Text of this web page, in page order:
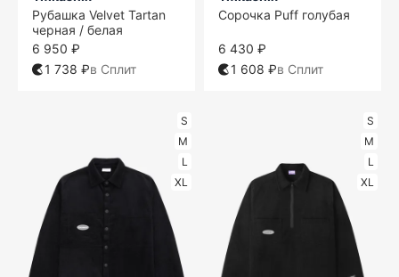
Рубашка Velvet Tartan
черная / белая
6 950 ₽
1 738 ₽в Сплит
Сорочка Puff голубая
6 430 ₽
1 608 ₽в Сплит
S
M
L
XL
S
M
L
XL